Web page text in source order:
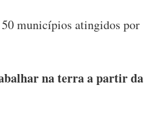
municípios atingidos por
na terra a partir da